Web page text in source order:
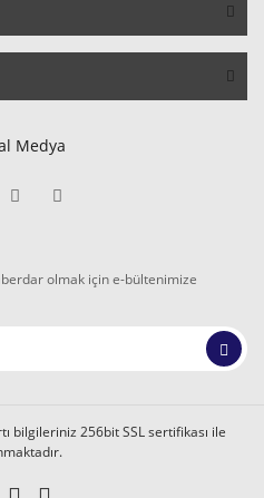
Medya
olmak için e-bültenimize
bilgileriniz 256bit SSL sertifikası ile